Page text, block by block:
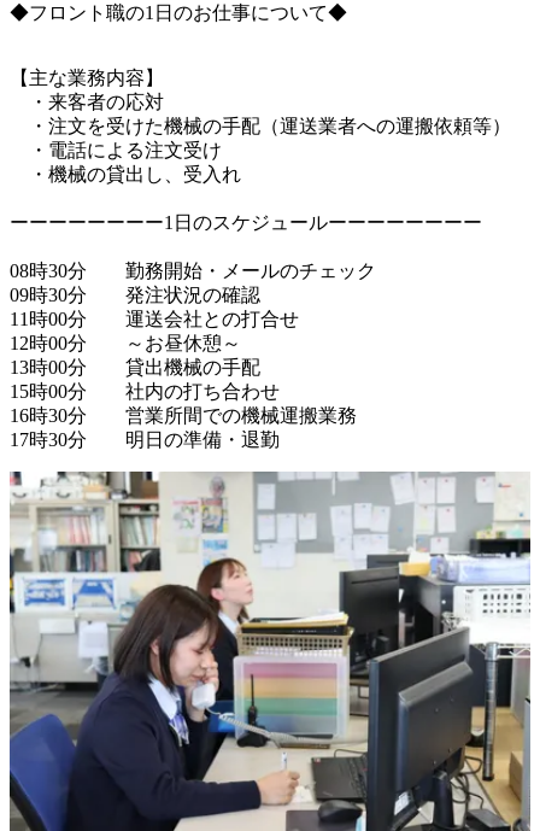
◆フロント職の1日のお仕事について◆
【主な業務内容】
・来客者の応対
・注文を受けた機械の手配（運送業者への運搬依頼等）
・電話による注文受け
・機械の貸出し、受入れ
ーーーーーーーー1日のスケジュールーーーーーーーー
08時30分　　勤務開始・メールのチェック
09時30分　　発注状況の確認
11時00分　　運送会社との打合せ
12時00分　　～お昼休憩～
13時00分　　貸出機械の手配
15時00分　　社内の打ち合わせ
16時30分　　営業所間での機械運搬業務